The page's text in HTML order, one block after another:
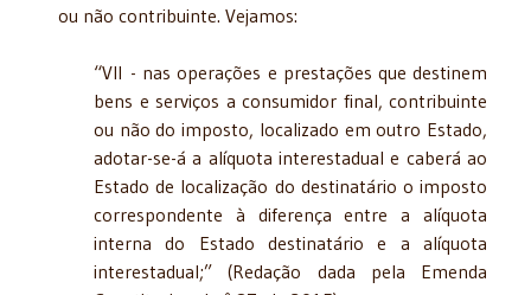
ou não contribuinte. Vejamos:
“VII - nas operações e prestações que destinem
bens e serviços a consumidor final, contribuinte
ou não do imposto, localizado em outro Estado,
adotar-se-á a alíquota interestadual e caberá ao
Estado de localização do destinatário o imposto
correspondente à diferença entre a alíquota
interna do Estado destinatário e a alíquota
interestadual;” (Redação dada pela Emenda